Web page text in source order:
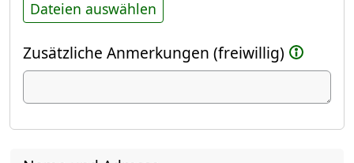
Dateien auswählen
Zusätzliche Anmerkungen (freiwillig)